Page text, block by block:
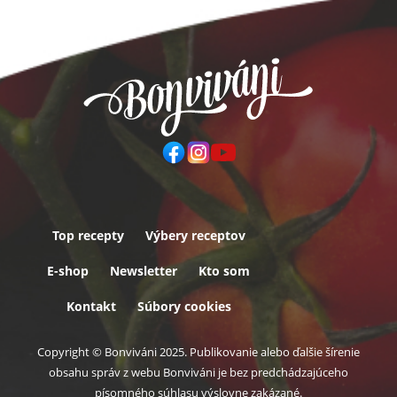
Päta
Top recepty Výbery receptov
E-shop Newsletter Kto som
Kontakt Súbory cookies
Copyright © Bonviváni 2025. Publikovanie alebo ďalšie šírenie
obsahu správ z webu Bonviváni je bez predchádzajúceho
písomného súhlasu výslovne zakázané.